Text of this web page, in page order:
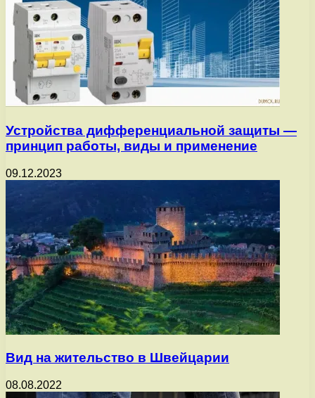
Устройства дифференциальной защиты —
принцип работы, виды и применение
09.12.2023
Вид на жительство в Швейцарии
08.08.2022